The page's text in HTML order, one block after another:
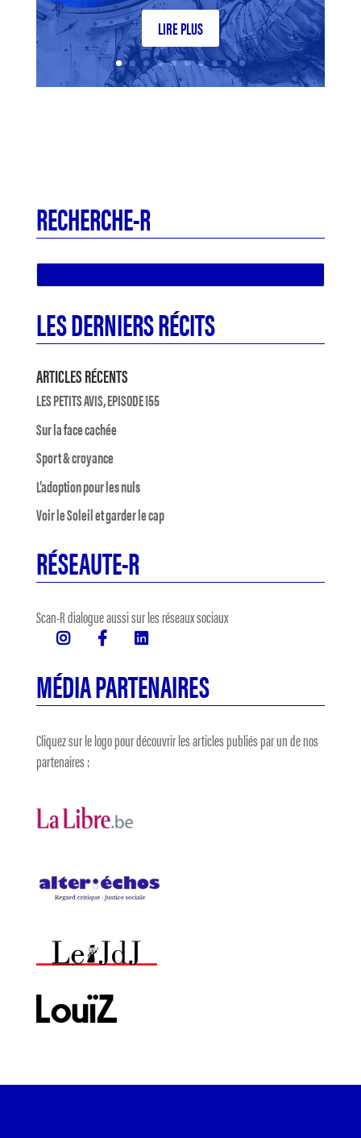
LIRE PLUS
RECHERCHE-R
LES DERNIERS RÉCITS
ARTICLES RÉCENTS
LES PETITS AVIS, EPISODE 155
Sur la face cachée
Sport & croyance
L’adoption pour les nuls
Voir le Soleil et garder le cap
RÉSEAUTE-R
Scan-R dialogue aussi sur les réseaux sociaux
MÉDIA PARTENAIRES
Cliquez sur le logo pour découvrir les articles publiés par un de nos
partenaires :